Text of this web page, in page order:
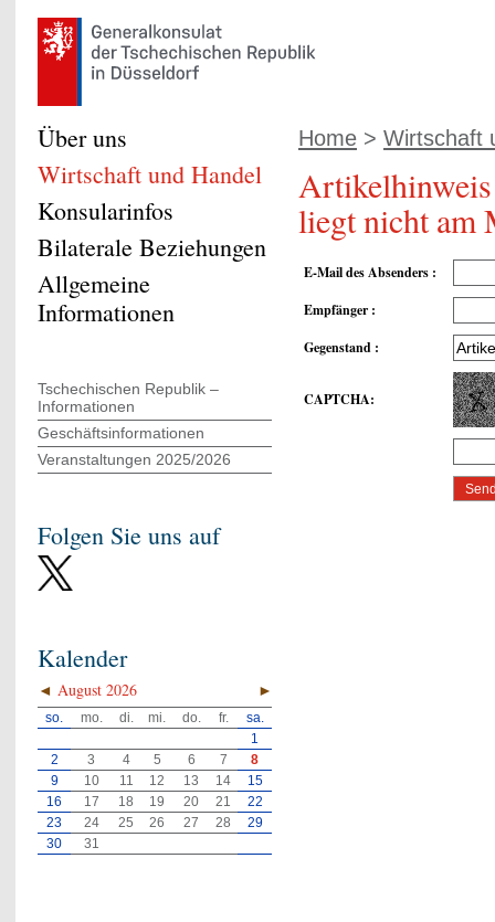
Home > Wirtschaft
liegt nicht am
E-Mail des Absenders :
Empfänger :
Gegenstand :
CAPTCHA:
Über uns
Wirtschaft und Handel
Konsularinfos
Bilaterale Beziehungen
Allgemeine
Informationen
Tschechischen Republik –
Informationen
Geschäftsinformationen
Veranstaltungen 2025/2026
Folgen Sie uns auf
Kalender
◄ ►
August 2026
so. mo. di. mi. do. fr.
sa.
1
2
3 4 5 6 7
8
9
10 11 12 13 14
15
16
17 18 19 20 21
22
23
24 25 26 27 28
29
30
31